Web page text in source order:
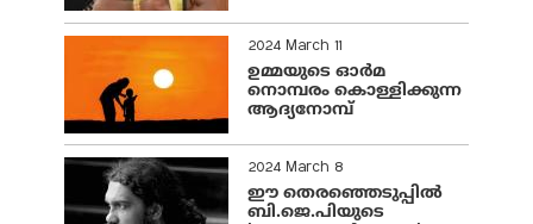
2024 March 11
ഉമ്മയുടെ ഓർമ
നൊമ്പരം കൊള്ളിക്കുന്ന
ആദ്യനോമ്പ്
2024 March 8
ഈ തെരഞ്ഞെടുപ്പില്‍
ബി.ജെ.പിയുടെ